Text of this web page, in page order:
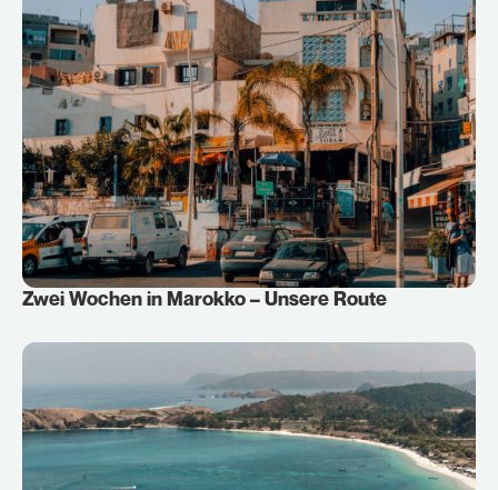
Zwei Wochen in Marokko – Unsere Route